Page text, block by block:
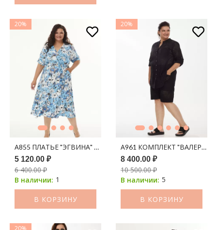
20%
А855 ПЛАТЬЕ "ЭГВИНА" ГОЛУБАЯ АКВАРЕЛЬ
5 120.00 ₽
6 400.00 ₽
В наличии: 1
В КОРЗИНУ
20%
А961 КОМПЛЕКТ "ВАЛЕРИ"
8 400.00 ₽
10 500.00 ₽
В наличии: 5
В КОРЗИНУ
20%